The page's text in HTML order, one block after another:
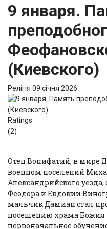
9 января.
(Киевского)
Релігія 09 січня 2026
Ratings
(2)
Отец Вонифатий, в мире
военном поселений
Александрийского
Феодора и Евдокии
мальчик Дамиан стал
посещению храма Божия
первоначальное